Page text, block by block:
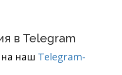
в Telegram
наш Telegram-